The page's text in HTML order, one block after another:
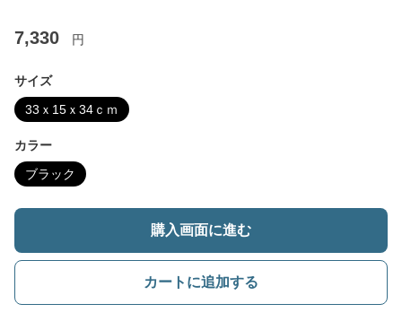
7,330 円
サイズ
33ｘ15ｘ34ｃｍ
カラー
ブラック
購入画面に進む
カートに追加する